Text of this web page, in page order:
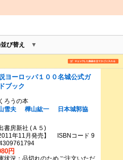
び替え
ヨーロッパ１００名城公式ガ
ブック
ろうの本
雪夫
樺山紘一
日本城郭協
書房新社 (Ａ５)
2011年11月発売】 ISBNコード 9
円
状況：品切れのためご注文いただ